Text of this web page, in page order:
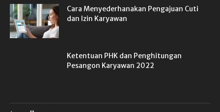
Cara Menyederhanakan Pengajuan Cuti
dan Izin Karyawan
Ketentuan PHK dan Penghitungan
Pesangon Karyawan 2022